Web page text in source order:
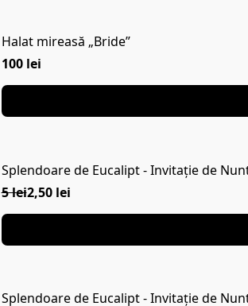
Halat mireasă „Bride”
100 lei
Splendoare de Eucalipt - Invitație de
5 lei2,50 lei
Splendoare de Eucalipt - Invitație de